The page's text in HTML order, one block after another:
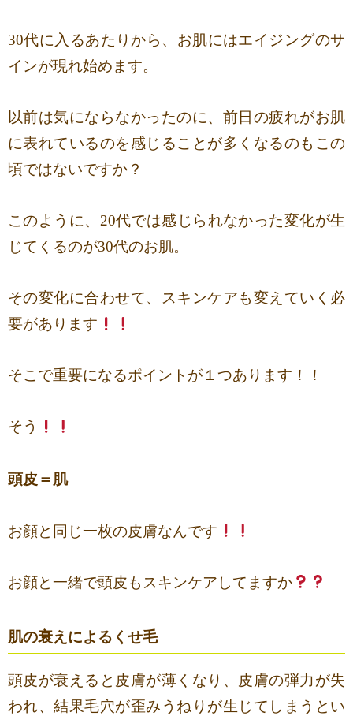
30代に入るあたりから、お肌にはエイジングのサ
インが現れ始めます。
以前は気にならなかったのに、前日の疲れがお肌
に表れているのを感じることが多くなるのもこの
頃ではないですか？
このように、20代では感じられなかった変化が生
じてくるのが30代のお肌。
その変化に合わせて、スキンケアも変えていく必
要があります
そこで重要になるポイントが１つあります！！
そう
頭皮＝肌
お顔と同じ一枚の皮膚なんです
お顔と一緒で頭皮もスキンケアしてますか
肌の衰えによるくせ毛
頭皮が衰えると皮膚が薄くなり、皮膚の弾力が失
われ、結果毛穴が歪みうねりが生じてしまうとい